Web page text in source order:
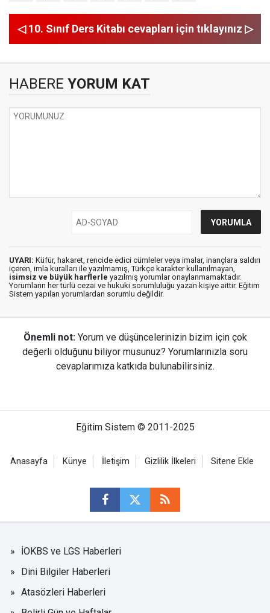
◁ 10. Sınıf Ders Kitabı cevapları için tıklayınız ▷
HABERE YORUM KAT
UYARI: Küfür, hakaret, rencide edici cümleler veya imalar, inançlara saldırı
içeren, imla kuralları ile yazılmamış, Türkçe karakter kullanılmayan,
isimsiz ve büyük harflerle yazılmış yorumlar onaylanmamaktadır.
Yorumların her türlü cezai ve hukuki sorumluluğu yazan kişiye aittir. Eğitim
Sistem yapılan yorumlardan sorumlu değildir.
Önemli not: Yorum ve düşüncelerinizin bizim için çok
değerli olduğunu biliyor musunuz? Yorumlarınızla soru
cevaplarımıza katkıda bulunabilirsiniz.
Eğitim Sistem © 2011-2025
Anasayfa Künye İletişim Gizlilik İlkeleri Sitene Ekle
İOKBS ve LGS Haberleri
Dini Bilgiler Haberleri
Atasözleri Haberleri